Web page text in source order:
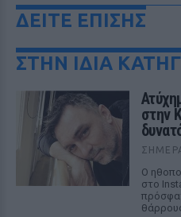
ΔΕΙΤΕ ΕΠΙΣΗΣ
ΣΤΗΝ ΙΔΙΑ
στην
Ο
στο